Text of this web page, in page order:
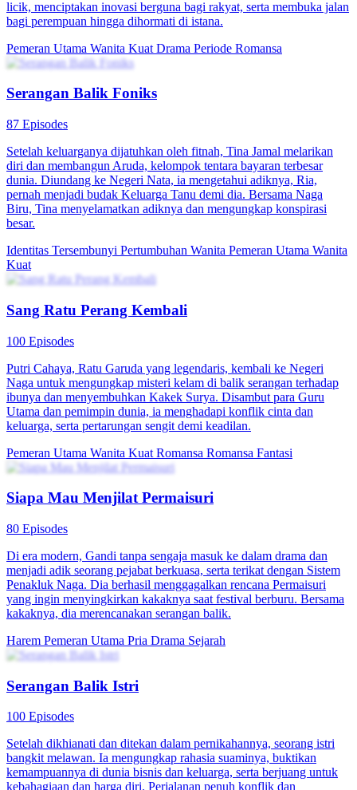
Fajar Laksana, seorang kurir yang ditindas oleh bosnya dan
dikhianati oleh pacarnya, secara nggak sengaja mendapatkan sistem
permainan. Dari sistem permainan tersebut, dia bisa melihat
kelemahan musuh saat ini. Fajar laksana, yang mendapat jari emas,
memulai serangan balik kehidupan.
Harem
Imajinasi Perkotaan
Kembali Berjayanya Kevin
91 Episodes
Memangnya kenapa kalau pengemis? Kalau kamu masa bodoh
sekarang, dia tidak akan bisa digapai besok. Memangnya kenapa
kalau punya istri bisu? Semua mimpimu akan kulindungi. Seorang
Kelvin Antoro. Demi membalas dendam, kebaikan, kasih sayang
kerabat, cinta sejati, dan perasaannya, Kelvin dan istrinya yang bisu
melakukan serangan balik dengan semangat penuh.
Harem Pertanian Perkotaan Kehidupan perkotaan
Pembalasan Sang Putri
61 Episodes
Di kehidupan lalu, Widya memperingatkan suaminya Arjuna,
Ajudan Komandan, sehingga Komandan selamat, tapi Winna teman
masa kecil Arjuna tewas karena terlambat ditransfusi. Setelah terlahir
kembali, Widya menyelamatkan Komandan sendiri dan menemukan
Winna penipu yang mencuri identitasnya. Widya dan Komandan
Kelahiran kembaliRomansaPeriode Romantis
Serangan Balik Permaisuri
76 Episodes
Ling Yiran, seorang gadis modern abad ke-21, tanpa sengaja
terlempar ke zaman Juno dan menjadi permaisuri yang tidak disukai.
Dengan ilmu modernnya, dia melawan suami b*rengsek dan selir
licik, menciptakan inovasi berguna bagi rakyat, serta membuka jalan
Pemeran Utama Wanita Kuat
Serangan Balik Foniks
87 Episodes